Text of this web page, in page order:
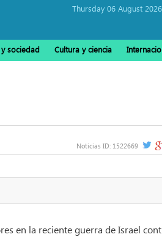
Thursday 06 August 2026
sociedad Cultura y ciencia
Noticias ID: 1522669
en la reciente guerra de Israel